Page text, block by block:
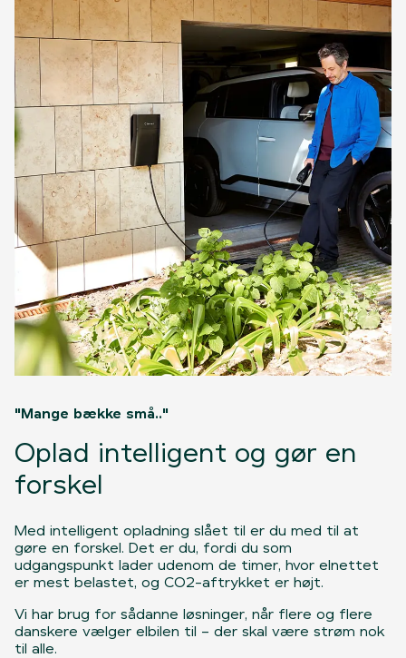
Du kan genoptage ladeplanen manuelt undervejs.
Og selvom du slår ladeplanen fra en enkelt gang
eller to, vil systemet altid udregne en intelligent
ladeplan, når du sætter stikket i bilen næste
gang.
"Mange bække små.."
Oplad intelligent og gør en
forskel
Med intelligent opladning slået til er du med til at
gøre en forskel. Det er du, fordi du som
udgangspunkt lader udenom de timer, hvor elnettet
er mest belastet, og CO2-aftrykket er højt.
Vi har brug for sådanne løsninger, når flere og flere
danskere vælger elbilen til – der skal være strøm nok
til alle.